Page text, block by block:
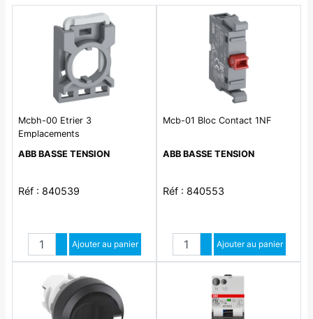
Mcbh-00 Etrier 3
Emplacements
ABB BASSE TENSION
Réf : 840539
Quantité
Augmenter quantité
Diminuer quantité
Ajouter au panier
Mcb-01 Bloc Contact 1NF
ABB BASSE TENSION
Réf : 840553
Quantité
Augmenter quantité
Diminuer quantité
Ajouter au panier